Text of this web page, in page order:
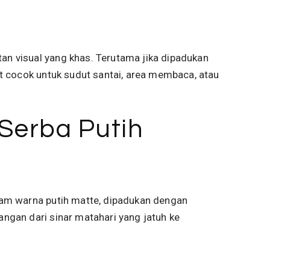
visual yang khas. Terutama jika dipadukan
untuk sudut santai, area membaca, atau
Putih
warna putih matte, dipadukan dengan
dari sinar matahari yang jatuh ke